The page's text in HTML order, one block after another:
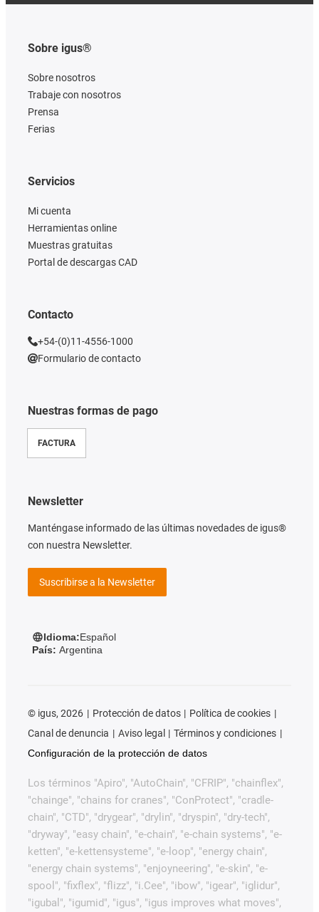
Sobre igus®
Sobre nosotros
Trabaje con nosotros
Prensa
Ferias
Nuestras formas de pago
FACTURA
Servicios
Mi cuenta
Herramientas online
Muestras gratuitas
Portal de descargas CAD
Contacto
+54-(0)11-4556-1000
Formulario de contacto
Newsletter
Manténgase informado de las últimas novedades de igus®
con nuestra Newsletter.
Suscribirse a la Newsletter
Idioma:Español
País: Argentina
© igus, 2026 Protección de datos
Política de cookies
Canal de denuncia
Aviso legal
Términos y condiciones
Configuración de la protección de datos
Los términos "Apiro", "AutoChain", "CFRIP", "chainflex",
"chainge", "chains for cranes", "ConProtect", "cradle-
chain", "CTD", "drygear", "drylin", "dryspin", "dry-tech",
"dryway", "easy chain", "e-chain", "e-chain systems", "e-
ketten", "e-kettensysteme", "e-loop", "energy chain",
"energy chain systems", "enjoyneering", "e-skin", "e-
spool", "fixflex", "flizz", "i.Cee", "ibow", "igear", "iglidur",
"igubal", "igumid", "igus", "igus improves what moves",